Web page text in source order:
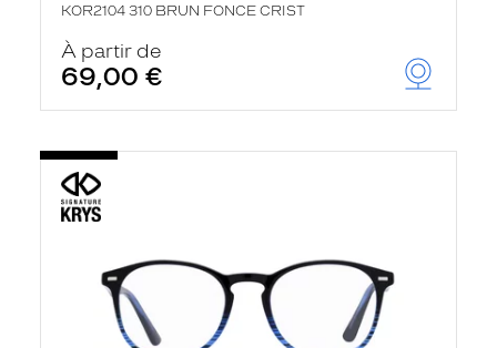
KOR2104 310 BRUN FONCE CRIST
À partir de
69,00 €